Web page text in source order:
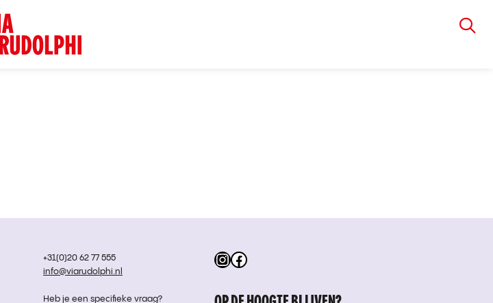
Instagram
Facebook
+31(0)20 62 77 555
info@viarudolphi.nl
Heb je een specifieke vraag?